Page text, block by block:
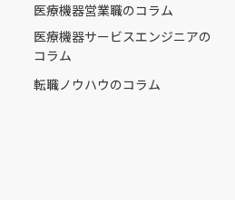
医療機器営業職のコラム
医療機器サービスエンジニアの
コラム
転職ノウハウのコラム